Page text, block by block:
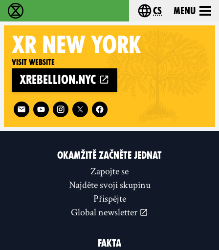
Rebelie proti vyhynutí - Home Choose your
cs Menu
XR NEW YORK
Visit website
xrebellion.nyc
Follow XR New York on
OKAMŽITĚ ZAČNĚTE JEDNAT
Zapojte se
Najděte svoji skupinu
Přispějte
Global newsletter
FAKTA